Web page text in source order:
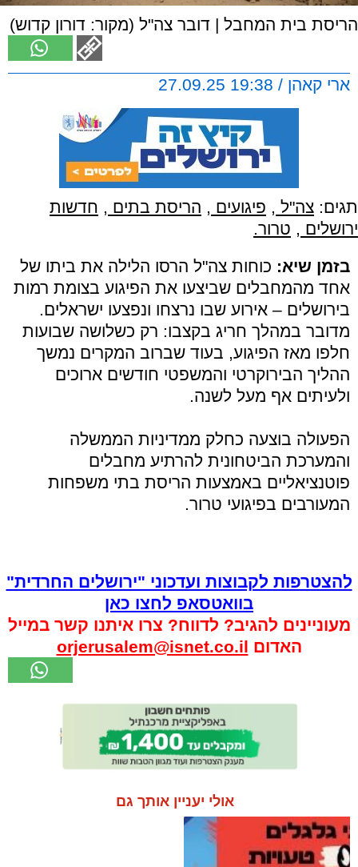
הריסת בית המחבל | דובר צה"ל (מקור: דורון קדוש)
ארי קאהן / 19:38 27.09.25
תגים: צה"ל , פיגועים , הריסת בתים , חדשות
ירושלים , טרור.
בזמן שיא: כוחות צה"ל הרסו הלילה את ביתו של
אחד מהמחבלים שביצעו את הפיגוע בצומת רמות
בירושלים – אירוע שבו נרצחו ונפצעו ישראלים.
מדובר במהלך חריג בקצבו: רק כשלושה שבועות
חלפו מאז הפיגוע, בעוד שברוב המקרים נמשך
ההליך הבירוקרטי והמשפטי חודשים ארוכים
ולעיתים אף מעל לשנה.
הפעולה בוצעה כחלק ממדיניות הממשלה
והמערכת הביטחונית להרתיע מחבלים
פוטנציאליים באמצעות הריסת בתי משפחות
המעורבים בפיגועי טרור.
להצטרפות לקבוצות ועדכוני "ירושלים החרדית"
בוואטסאפ לחצו כאן
מעוניינים להגיב? לדווח? צרו איתנו קשר במייל
האדום orjerusalem@isnet.co.il
אולי יעניין אותך גם